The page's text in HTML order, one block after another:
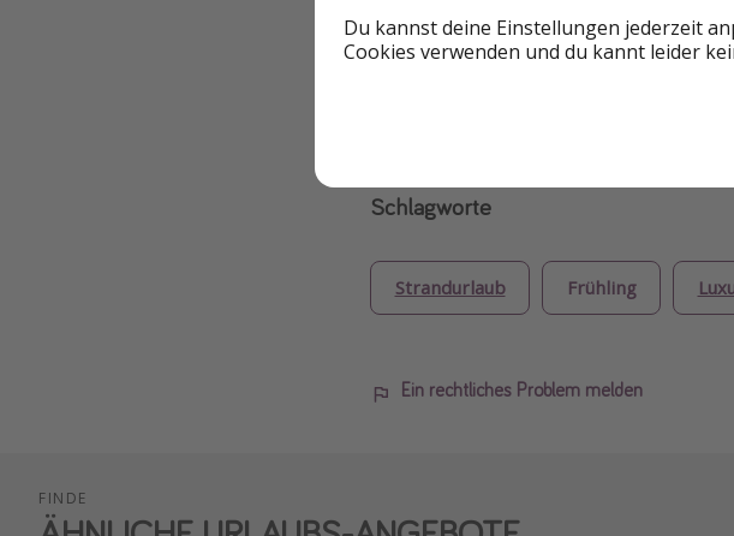
Google: 4,5 von 5 Sternen bei 198
Schlagworte
Strandurlaub Frühling
Ein rechtliches Problem melden
FINDE
Du kannst deine Einstellungen jederzeit
Cookies verwenden und du kannt leider